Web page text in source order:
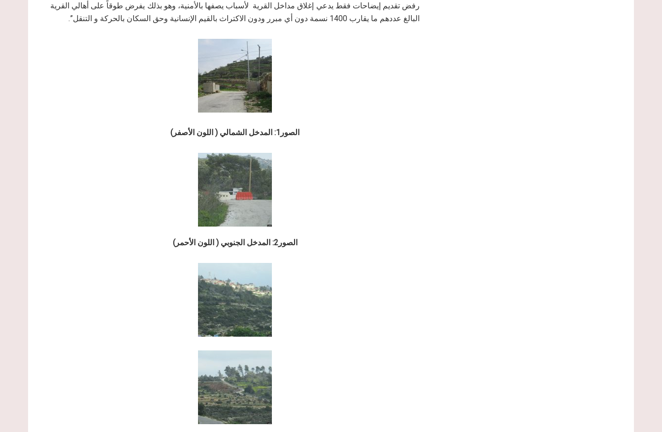
رفض تقديم إيضاحات فقط يدعي إغلاق مداخل القرية لأسباب يصفها بالأمنية، وهو بذلك يفرض طوقاً على أهالي القرية
البالغ عددهم ما يقارب 1400 نسمة دون أي مبرر ودون الاكتراث بالقيم الإنسانية وحق السكان بالحركة و التنقل”.
الصور1: المدخل الشمالي ( اللون الأصفر)
الصور2: المدخل الجنوبي ( اللون الأحمر)